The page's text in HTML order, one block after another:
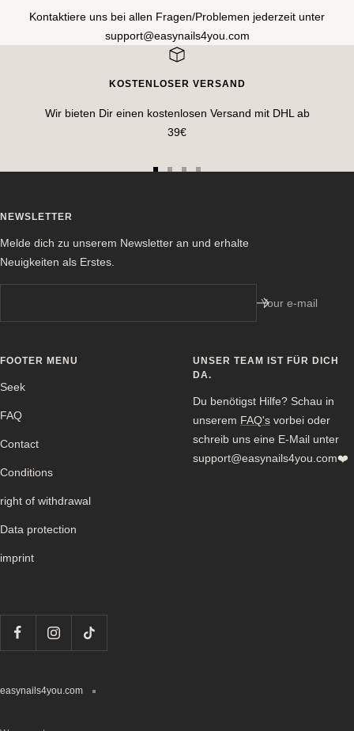
Kontaktiere uns bei allen Fragen/Problemen jederzeit unter
support@easynails4you.com
KOSTENLOSER VERSAND
Wir bieten Dir einen kostenlosen Versand mit DHL ab
39€
NEWSLETTER
Melde dich zu unserem Newsletter an und erhalte
Neuigkeiten als Erstes.
Your e-mail
FOOTER MENU
Seek
FAQ
Contact
Conditions
right of withdrawal
Data protection
imprint
UNSER TEAM IST FÜR DICH
DA.
Du benötigst Hilfe? Schau in
unserem FAQ's vorbei oder
schreib uns eine E-Mail unter
support@easynails4you.com❤️
easynails4you.com